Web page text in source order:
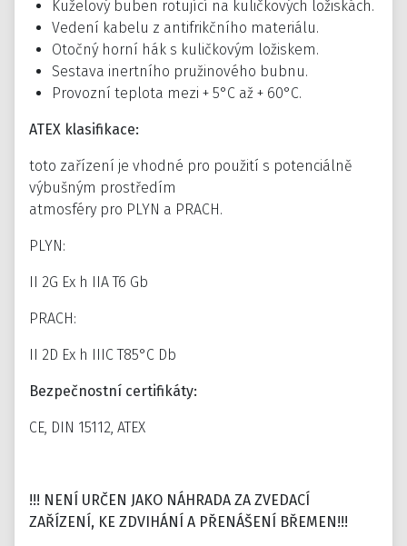
Kuželový buben rotující na kuličkových ložiskách.
Vedení kabelu z antifrikčního materiálu.
Otočný horní hák s kuličkovým ložiskem.
Sestava inertního pružinového bubnu.
Provozní teplota mezi + 5°C až + 60°C.
ATEX klasifikace:
toto zařízení je vhodné pro použití s potenciálně
výbušným prostředím
atmosféry pro PLYN a PRACH.
PLYN:
II 2G Ex h IIA T6 Gb
PRACH:
II 2D Ex h IIIC T85°C Db
Bezpečnostní certifikáty:
CE, DIN 15112, ATEX
!!! NENÍ URČEN JAKO NÁHRADA ZA ZVEDACÍ
ZAŘÍZENÍ, KE ZDVIHÁNÍ A PŘENÁŠENÍ BŘEMEN!!!